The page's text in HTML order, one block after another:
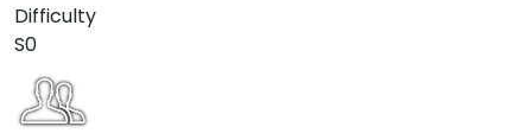
Difficulty
S0